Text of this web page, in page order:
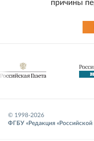
причины
© 1998-2026
ФГБУ «Редакция «Российской